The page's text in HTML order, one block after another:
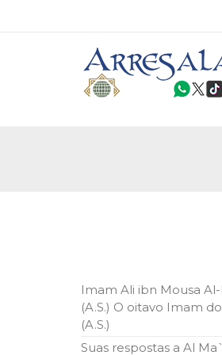
As Sementes
Por: Ahmad Dallal
morte e destruição que
ter entrado numa
Imam Ali ibn Mousa
(A.S.) O oitavo Imam
(A.S.)
Suas respostas a Al